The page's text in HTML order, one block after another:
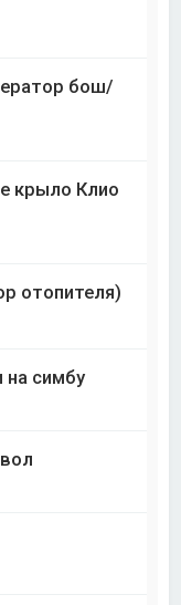
бош/
крыло Клио
отопителя)
на симбу